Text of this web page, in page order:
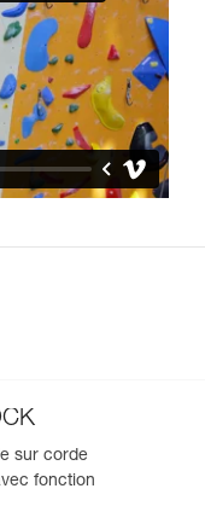
sur corde
fonction